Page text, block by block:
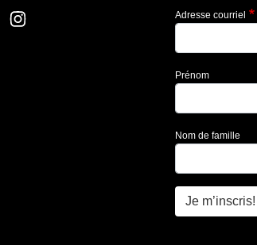
Adresse courriel
Prénom
Nom de famille
Je m’inscris!